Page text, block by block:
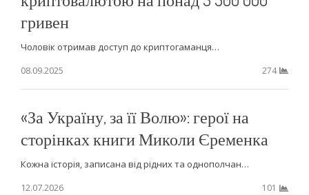
гривен
Чоловік отримав доступ до криптогаманця…
08.09.2025
274
«За Україну, за її Волю»: герої на
сторінках книги Миколи Єременка
Кожна історія, записана від рідних та однополчан…
12.07.2026
101